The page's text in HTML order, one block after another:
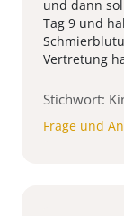
und dann
Tag 9 und
Vertretung
Stichwort:
Frage und